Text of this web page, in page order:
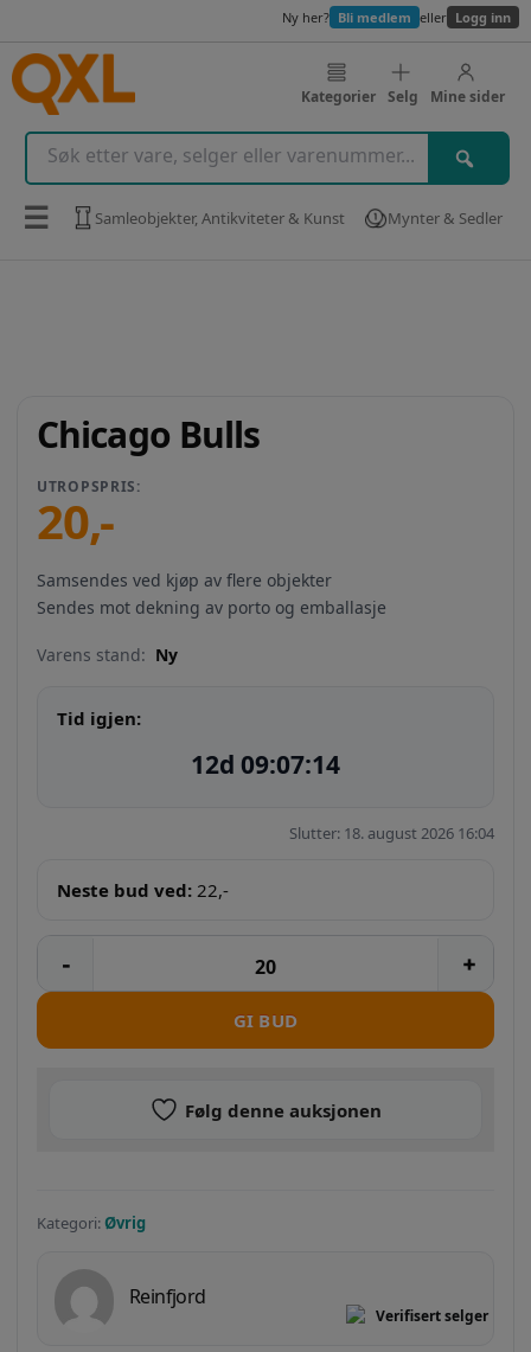
Ny her? Bli medlem eller Logg inn
Kategorier Selg Mine sider
☰ Samleobjekter, Antikviteter & Kunst Mynter & Sedler
Chicago Bulls
UTROPSPRIS:
20,-
Samsendes ved kjøp av flere objekter
Sendes mot dekning av porto og emballasje
Varens stand: Ny
Tid igjen:
12d 09:07:12
Slutter: 18. august 2026 16:04
Neste bud ved: 22,-
GI BUD
Følg denne auksjonen
Kategori:Øvrig
Reinfjord
Verifisert selger